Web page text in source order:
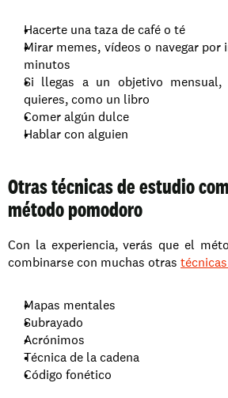
Hacerte una taza de café o té
Mirar memes, vídeos o navegar
minutos
Si llegas a un objetivo mensual,
quieres, como un libro
Comer algún dulce
Hablar con alguien
Otras técnicas de estudio
método pomodoro
Con la experiencia, verás que el
combinarse con muchas otras
Mapas mentales
Subrayado
Acrónimos
Técnica de la cadena
Código fonético